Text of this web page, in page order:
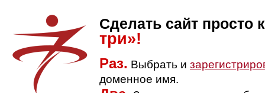
Сделать сайт просто
три»!
Раз. Выбрать и
доменное имя.